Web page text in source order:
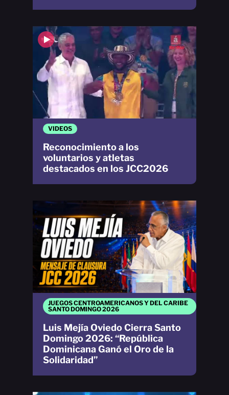
JUEGOS CENTROAMERICANOS Y DEL CARIBE
SANTO DOMINGO 2026
Luis Mejía Oviedo Cierra Santo
Domingo 2026: “República
Dominicana Ganó el Oro de la
Solidaridad”
VIDEOS
Reconocimiento a los
voluntarios y atletas
destacados en los JCC2026